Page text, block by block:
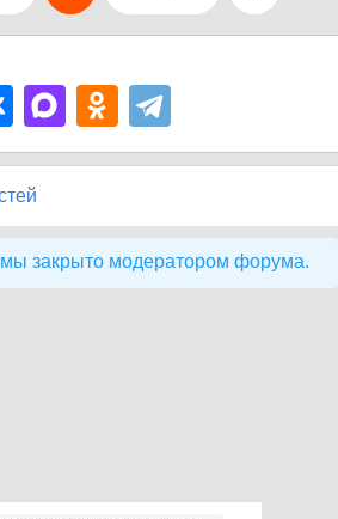
закрыто модератором форума.